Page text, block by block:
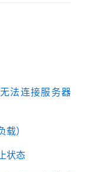
法连接服务器
）
状态